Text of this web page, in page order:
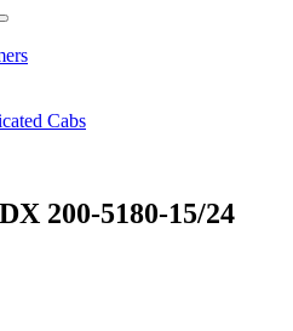
Cabs
200-5180-15/24